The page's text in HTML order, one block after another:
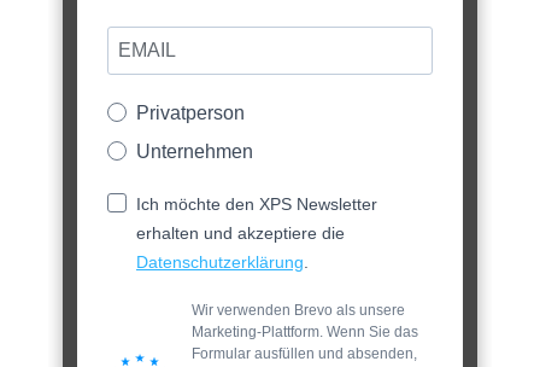
Privatperson
Unternehmen
Ich möchte den XPS Newsletter
erhalten und akzeptiere die
Datenschutzerklärung
Wir verwenden Brevo als unsere
Marketing-Plattform. Wenn Sie das
Formular ausfüllen und absenden,